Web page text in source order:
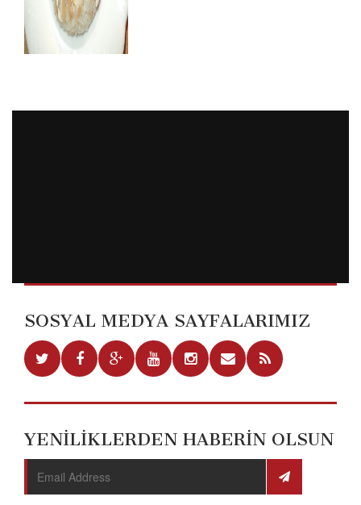
SOSYAL MEDYA SAYFALARIMIZ
YENİLİKLERDEN HABERİN OLSUN